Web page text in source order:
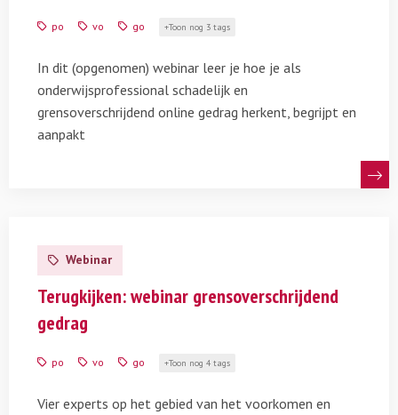
online po vo go Toon nog 3 tags
In dit (opgenomen) webinar leer je hoe je als
onderwijsprofessional schadelijk en
grensoverschrijdend online gedrag herkent, begrijpt en
aanpakt
meer
Terugkijken:
grensoverschrijdend
gedrag
Webinar
Terugkijken: webinar grensoverschrijdend
gedrag
po vo go Toon nog 4 tags
Vier experts op het gebied van het voorkomen en